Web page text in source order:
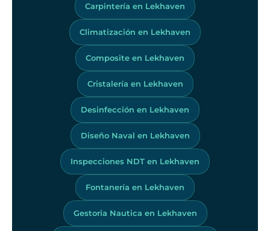
Carpintería en Lekhaven
Climatización en Lekhaven
Composite en Lekhaven
Cristalería en Lekhaven
Desinfección en Lekhaven
Diseño Naval en Lekhaven
Inspecciones NDT en Lekhaven
Fontanería en Lekhaven
Gestoria Nautica en Lekhaven